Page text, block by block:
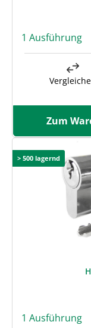
1 Ausführung
Zum
> 500 lagernd
1 Ausführung